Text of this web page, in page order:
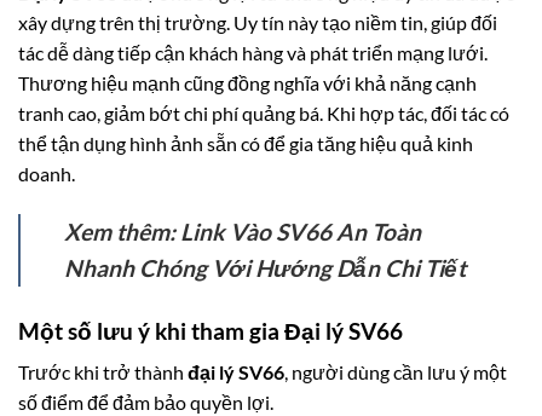
xây dựng trên thị trường. Uy tín này tạo niềm tin, giúp đối
tác dễ dàng tiếp cận khách hàng và phát triển mạng lưới.
Thương hiệu mạnh cũng đồng nghĩa với khả năng cạnh
tranh cao, giảm bớt chi phí quảng bá. Khi hợp tác, đối tác có
thể tận dụng hình ảnh sẵn có để gia tăng hiệu quả kinh
doanh.
Xem thêm:Link Vào SV66 An Toàn
Nhanh Chóng Với Hướng Dẫn Chi Tiết
Một số lưu ý khi tham gia Đại lý SV66
Trước khi trở thành đại lý SV66, người dùng cần lưu ý một
số điểm để đảm bảo quyền lợi.